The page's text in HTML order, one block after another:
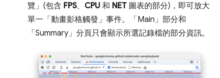
覽」 (包含 FPS、 CPU 和 NET 圖表的部分)，即可放大
單一「動畫影格觸發」 事件。「Main」 部分和
「Summary」 分頁只會顯示所選記錄檔的部分資訊。